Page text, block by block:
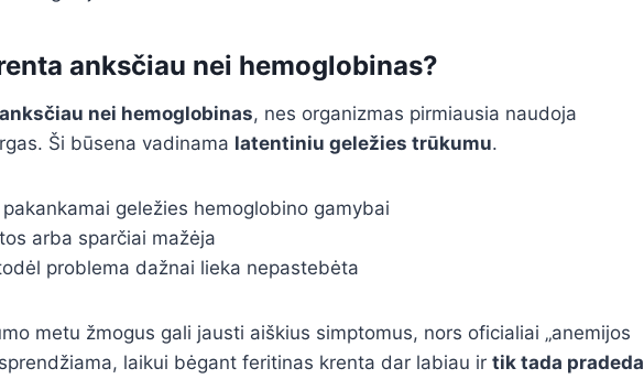
anksčiau nei hemoglobinas?
anksčiau nei hemoglobinas, nes organizmas pirmiausia naudoja
Ši būsena vadinama latentiniu geležies trūkumu.
geležies hemoglobino gamybai
arba sparčiai mažėja
problema dažnai lieka nepastebėta
metu žmogus gali jausti aiškius simptomus, nors oficialiai „anemijos
laikui bėgant feritinas krenta dar labiau ir tik tada pradeda